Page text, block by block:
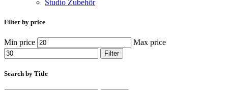
Studio Zubehör
Filter by price
Min price Max price
Filter
Search by Title